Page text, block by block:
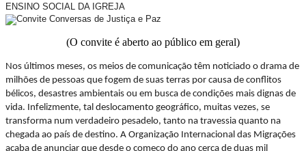
ENSINO SOCIAL DA IGREJA
(O convite é aberto ao público em geral)
Nos últimos meses, os meios de comunicação têm noticiado o drama de
milhões de pessoas que fogem de suas terras por causa de conflitos
bélicos, desastres ambientais ou em busca de condições mais dignas de
vida. Infelizmente, tal deslocamento geográfico, muitas vezes, se
transforma num verdadeiro pesadelo, tanto na travessia quanto na
chegada ao país de destino. A Organização Internacional das Migrações
acaba de anunciar que desde o começo do ano cerca de duas mil